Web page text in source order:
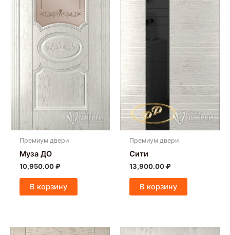
Премиум двери
Муза ДО
10,950.00₽
В корзину
Премиум двери
Сити
13,900.00₽
В корзину